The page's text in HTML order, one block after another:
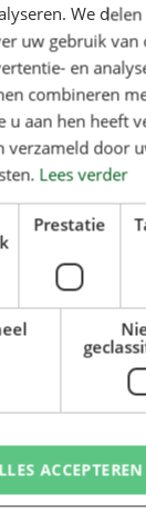
SW-
voor
per 2030
We
uw gebruik van
en
combineren
u aan hen heeft
verzameld door
Lees verder
Prestatie
ACCEPTEREN